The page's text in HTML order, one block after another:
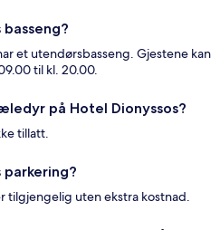
et utendørsbasseng. Gjestene kan
til kl. 20.00.
på Hotel Dionyssos?
tillatt.
parkering?
tilgjengelig uten ekstra kostnad.